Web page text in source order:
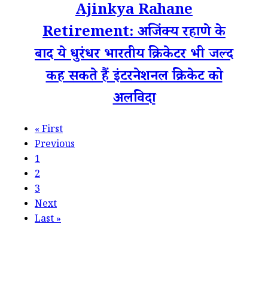
Ajinkya Rahane
Retirement: अजिंक्य रहाणे के
बाद ये धुरंधर भारतीय क्रिकेटर भी जल्द
कह सकते हैं इंटरनेशनल क्रिकेट को
अलविदा
«First
Previous
1
2
3
Next
Last»